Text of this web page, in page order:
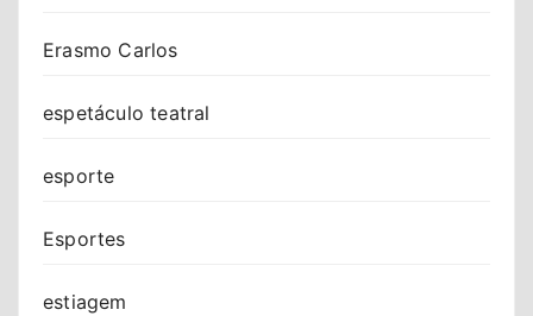
Erasmo Carlos
espetáculo teatral
esporte
Esportes
estiagem